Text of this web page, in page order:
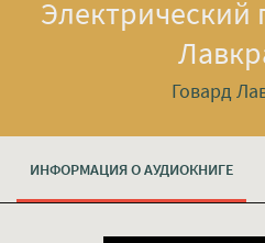
Электрический
Говард
ИНФОРМАЦИЯ О АУДИОКНИГЕ